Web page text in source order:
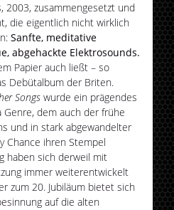
2003, zusammengesetzt und
die eigentlich nicht wirklich
Sanfte, meditative
abgehackte Elektrosounds.
Papier auch ließt – so
Debütalbum der Briten.
Songs wurde ein prägendes
dem auch der frühe
und in stark abgewandelter
Chance ihren Stempel
haben sich derweil mit
immer weiterentwickelt
zum 20. Jubiläum bietet sich
auf die alten